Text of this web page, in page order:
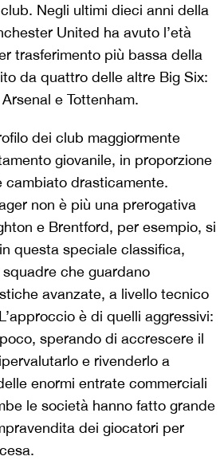
Negli ultimi dieci anni della
United ha avuto l’età
trasferimento più bassa della
da quattro delle altre Big Six:
e Tottenham.
dei club maggiormente
giovanile, in proporzione
cambiato drasticamente.
non è più una prerogativa
e Brentford, per esempio, si
questa speciale classifica,
che guardano
avanzate, a livello tecnico
è di quelli aggressivi:
sperando di accrescere il
e rivenderlo a
enormi entrate commerciali
le società hanno fatto grande
dei giocatori per